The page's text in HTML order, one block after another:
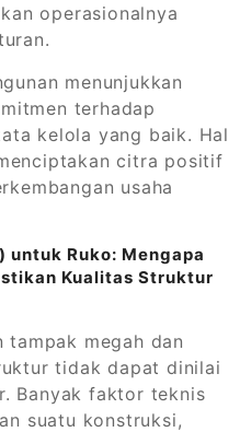
operasionalnya
menunjukkan
terhadap
kelola yang baik. Hal
citra positif
usaha
Ruko: Mengapa
Kualitas Struktur
tampak megah dan
tidak dapat dinilai
Banyak faktor teknis
suatu konstruksi,